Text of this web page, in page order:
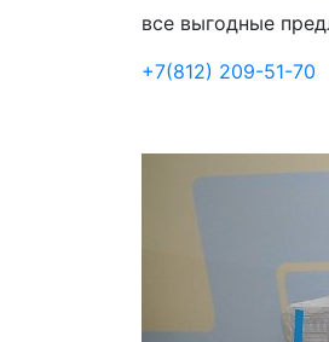
все выгодные
+7(812) 209-51-70